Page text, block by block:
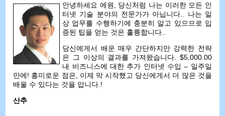
안녕하세요 에원, 당신처럼 나는 이러한 모든 인
터넷 기술 분야의 전문가가 아닙니다.. 나는 일
상 업무를 수행하기에 충분히 알고 있으므로 입
증된 팁을 얻는 것은 훌륭합니다..
당신에게서 배운 매우 간단하지만 강력한 전략
은 그 이상의 결과를 가져왔습니다. $5,000.00
내 비즈니스에 대한 추가 인터넷 수입 – 일주일
만에! 흥미로운 점은, 이제 막 시작했고 당신에게서 더 많은 것을
배울 수 있다는 것을 압니다.!
산추